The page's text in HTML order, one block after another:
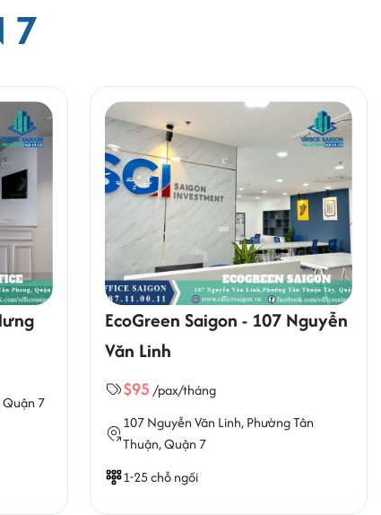
7
Quận 7
EcoGreen Saigon - 107 Nguyễn
Văn Linh
$95/pax/tháng
107 Nguyễn Văn Linh,Phường Tân
Thuận, Quận 7
1-25 chỗ ngồi